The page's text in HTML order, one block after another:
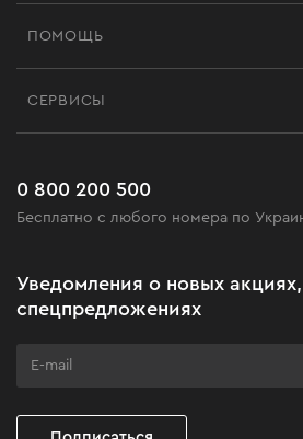
Черная пятница
Программа лояльности
ПОМОЩЬ
Часто задаваемые вопросы
СЕРВИСЫ
0 800 200 500
Бесплатно с любого номера по
Уведомления о новых
спецпредложениях